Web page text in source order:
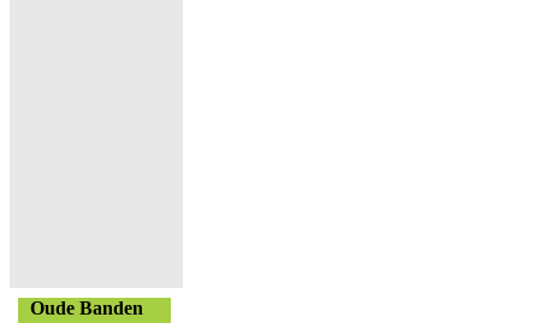
Oude Banden